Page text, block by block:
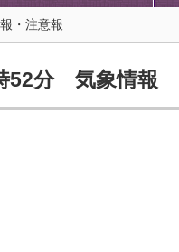
・注意報
52分 気象情報